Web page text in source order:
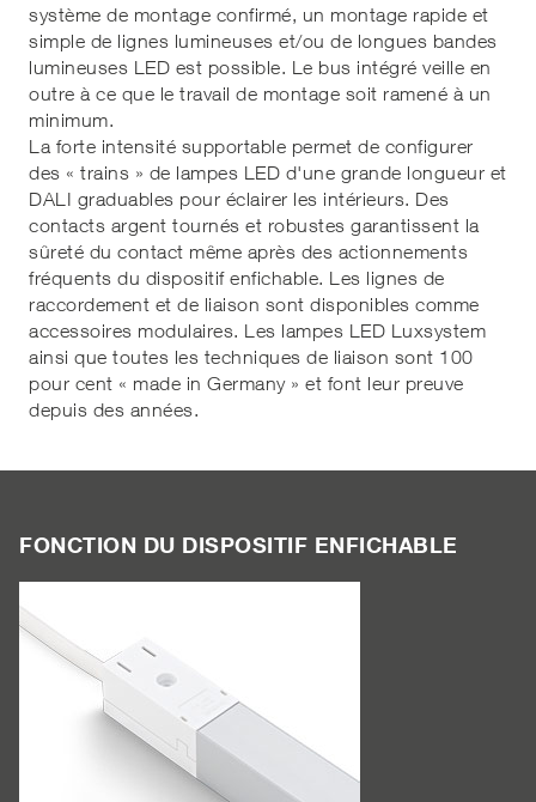
système de montage confirmé, un montage rapide et
simple de lignes lumineuses et/ou de longues bandes
lumineuses LED est possible. Le bus intégré veille en
outre à ce que le travail de montage soit ramené à un
minimum.
La forte intensité supportable permet de configurer
des « trains » de lampes LED d'une grande longueur et
DALI graduables pour éclairer les intérieurs. Des
contacts argent tournés et robustes garantissent la
sûreté du contact même après des actionnements
fréquents du dispositif enfichable. Les lignes de
raccordement et de liaison sont disponibles comme
accessoires modulaires. Les lampes LED Luxsystem
ainsi que toutes les techniques de liaison sont 100
pour cent « made in Germany » et font leur preuve
depuis des années.
FONCTION DU DISPOSITIF ENFICHABLE